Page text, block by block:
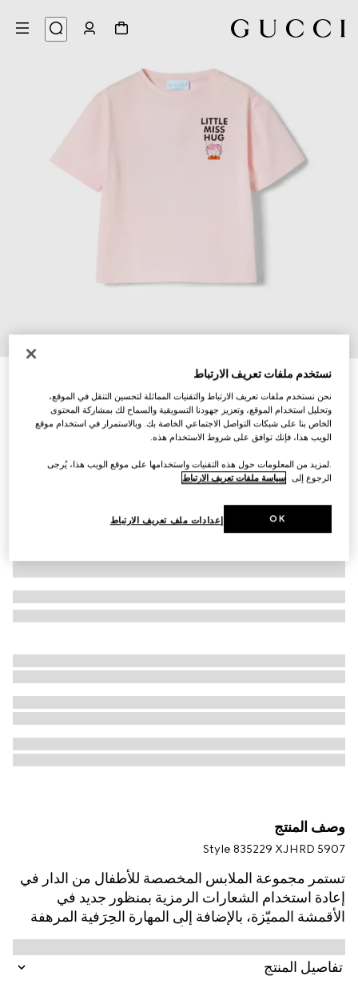
تي شيرت من القطن للأطفال مع طبعة
SAR 1,100
تنويعاتزهري باهت
وصف المنتج
Style ‎835229 XJHRD 5907
تستمر مجموعة الملابس المخصصة للأطفال من الدار في
إعادة استخدام الشعارات الرمزية بمنظور جديد في
الأقمشة المميّزة، بالإضافة إلى المهارة الحِرَفية المرهفة
والتدرجات اللونية الحديثة كلياً. يتم تقديم هذا التي شيرت
للأطفال بقطن جيرسي ويتميّز العمل الفني بشخصية من
العلامة التجارية MR.‎ MEN™ LITTLE MISS™‎.
تفاصيل المنتج
نستخدم ملفات تعريف الارتباط
نحن نستخدم ملفات تعريف الارتباط والتقنيات المماثلة لتحسين التنقل في الموقع،
وتحليل استخدام الموقع، وتعزيز جهودنا التسويقية والسماح لك بمشاركة المحتوى
الخاص بنا على شبكات التواصل الاجتماعي الخاصة بك. وبالاستمرار في استخدام موقع
الويب هذا، فإنك توافق على شروط الاستخدام هذه.
.لمزيد من المعلومات حول هذه التقنيات واستخدامها على موقع الويب هذا، يُرجى
الرجوع إلى سياسة ملفات تعريف الارتباط
إعدادات ملف تعريف الارتباط OK